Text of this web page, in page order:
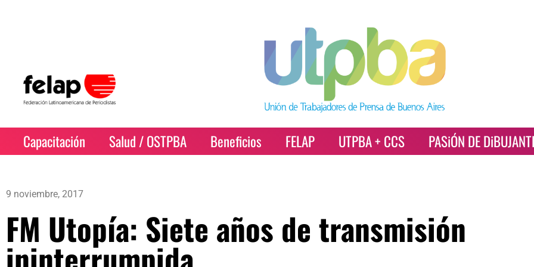
Capacitación Salud / OSTPBA Beneficios FELAP UTPBA + CCS PASiÓN DE
9 noviembre, 2017
FM Utopía: Siete años de transmisión